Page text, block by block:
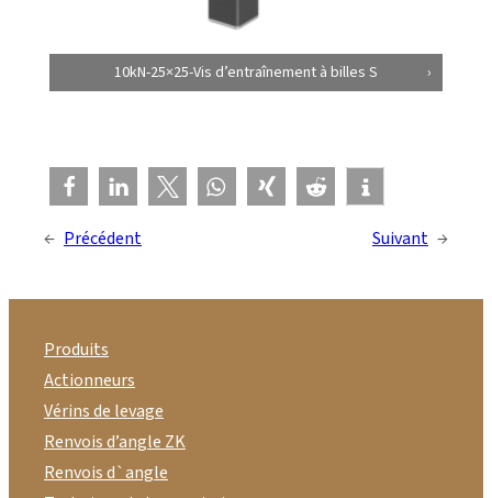
10kN-25×25-Vis d’entraînement à billes S
← Précédent Suivant →
Produits
Actionneurs
Vérins de levage
Renvois d’angle ZK
Renvois d`angle